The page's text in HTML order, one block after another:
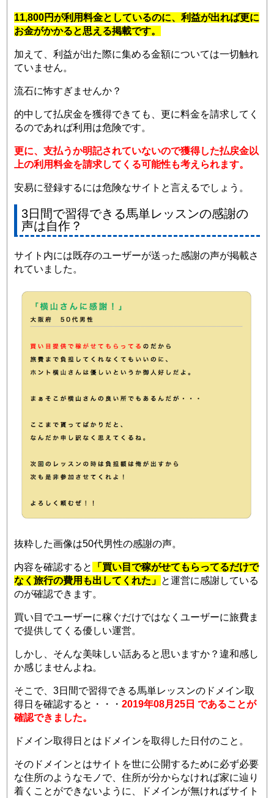
11,800円が利用料金としているのに、利益が出れば更に
お金がかかると思える掲載です。
加えて、利益が出た際に集める金額については一切触れ
ていません。
流石に怖すぎませんか？
的中して払戻金を獲得できても、更に料金を請求してく
るのであれば利用は危険です。
更に、支払うか明記されていないので獲得した払戻金以
上の利用料金を請求してくる可能性も考えられます。
安易に登録するには危険なサイトと言えるでしょう。
3日間で習得できる馬単レッスンの感謝の
声は自作？
サイト内には既存のユーザーが送った感謝の声が掲載さ
れていました。
抜粋した画像は50代男性の感謝の声。
内容を確認すると
「買い目で稼がせてもらってるだけで
なく旅行の費用も出してくれた」 と運営に感謝している
のが確認できます。
買い目でユーザーに稼ぐだけではなくユーザーに旅費ま
で提供してくる優しい運営。
しかし、そんな美味しい話あると思いますか？違和感し
か感じませんよね。
そこで、3日間で習得できる馬単レッスンのドメイン取
得日を確認すると・・・ 2019年08月25日 であることが
確認できました。
ドメイン取得日とはドメインを取得した日付のこと。
そのドメインとはサイトを世に公開するために必ず必要
な住所のようなモノで、住所が分からなければ家に辿り
着くことができないように、ドメインが無ければサイト